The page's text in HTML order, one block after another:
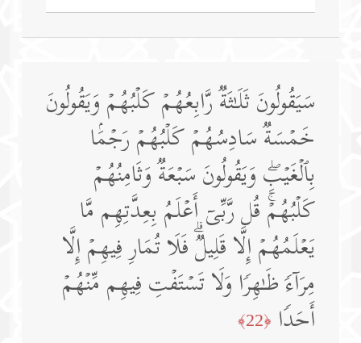
سَیَقُولُونَ ثَلَـٰثَةࣱ رَّابِعُهُمۡ كَلۡبُهُمۡ وَیَقُولُونَ
خَمۡسَةࣱ سَادِسُهُمۡ كَلۡبُهُمۡ رَجۡمَۢا
بِٱلۡغَیۡبِۖ وَیَقُولُونَ سَبۡعَةࣱ وَثَامِنُهُمۡ
كَلۡبُهُمۡۚ قُل رَّبِّیۤ أَعۡلَمُ بِعِدَّتِهِم مَّا
یَعۡلَمُهُمۡ إِلَّا قَلِیلࣱۗ فَلَا تُمَارِ فِیهِمۡ إِلَّا
مِرَاۤءࣰ ظَـٰهِرࣰا وَلَا تَسۡتَفۡتِ فِیهِم مِّنۡهُمۡ
أَحَدࣰا ﴿22﴾